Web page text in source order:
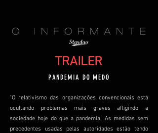
TRAILER
PANDEMIA DO MEDO
"O relativismo das organizações convencionais está
ocultando problemas mais graves afligindo a
sociedade hoje do que a pandemia. As medidas sem
precedentes usadas pelas autoridades estão tendo